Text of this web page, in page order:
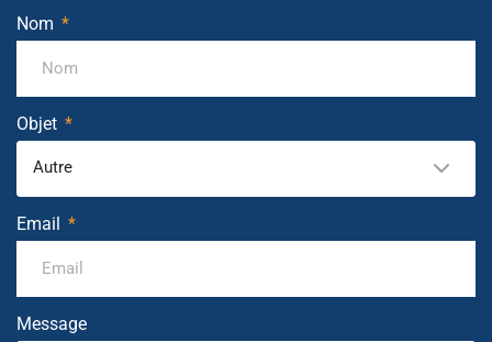
Nom
Objet
Autre
Email
Message